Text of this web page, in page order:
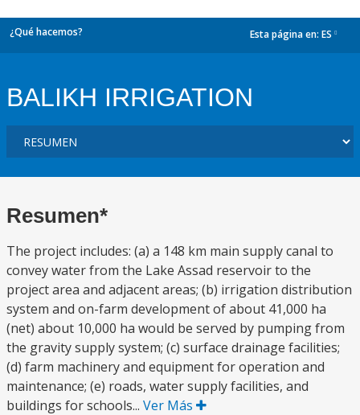
¿Qué hacemos? Esta página en: ES
BALIKH IRRIGATION
Resumen*
The project includes: (a) a 148 km main supply canal to
convey water from the Lake Assad reservoir to the
project area and adjacent areas; (b) irrigation distribution
system and on-farm development of about 41,000 ha
(net) about 10,000 ha would be served by pumping from
the gravity supply system; (c) surface drainage facilities;
(d) farm machinery and equipment for operation and
maintenance; (e) roads, water supply facilities, and
buildings for schools... Ver Más